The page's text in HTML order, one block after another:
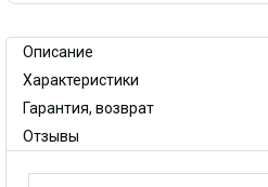
Описание
Характеристики
Гарантия, возврат
Отзывы